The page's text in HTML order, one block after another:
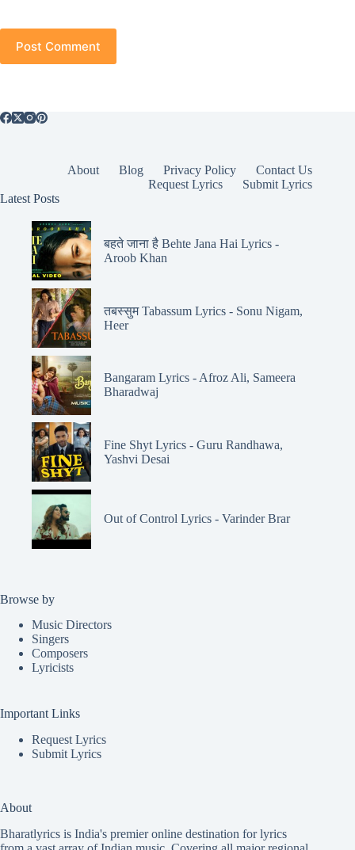
Post Comment
About Blog Privacy Policy
Contact Us
Request Lyrics
Submit Lyrics
Latest Posts
बहते जाना है Behte Jana Hai Lyrics -
Aroob Khan
तबस्सुम Tabassum Lyrics - Sonu Nigam,
Heer
Bangaram Lyrics - Afroz Ali, Sameera
Bharadwaj
Fine Shyt Lyrics - Guru Randhawa,
Yashvi Desai
Out of Control Lyrics - Varinder Brar
Browse by
Music Directors
Singers
Composers
Lyricists
Important Links
Request Lyrics
Submit Lyrics
About
Bharatlyrics is India's premier online destination for lyrics